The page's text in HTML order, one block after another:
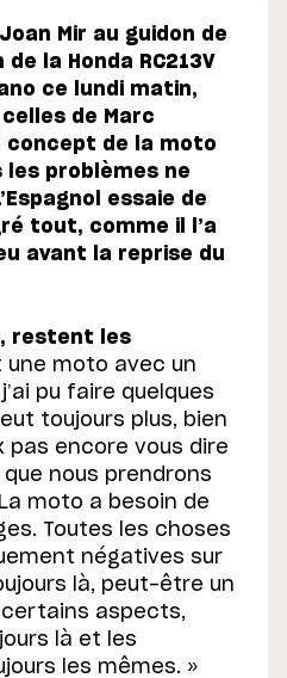
Mir au guidon de
la Honda RC213V
ce lundi matin,
de Marc
concept de la moto
problèmes ne
essaie de
tout, comme il l’a
avant la reprise du
restent les
une moto avec un
pu faire quelques
toujours plus, bien
pas encore vous dire
nous prendrons
moto a besoin de
Toutes les choses
négatives sur
là, peut-être un
certains aspects,
là et les
les mêmes. »